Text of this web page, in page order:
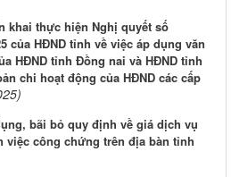
khai thực hiện Nghị quyết số
của HĐND tỉnh về việc áp dụng văn
HĐND tỉnh Đồng nai và HĐND tỉnh
chi hoạt động của HĐND các cấp
bãi bỏ quy định về giá dịch vụ
việc công chứng trên địa bàn tỉnh